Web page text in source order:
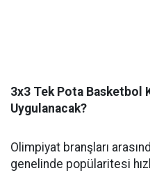
3x3 Tek Pota Basketbol
Uygulanacak?
Olimpiyat branşları
genelinde popülaritesi